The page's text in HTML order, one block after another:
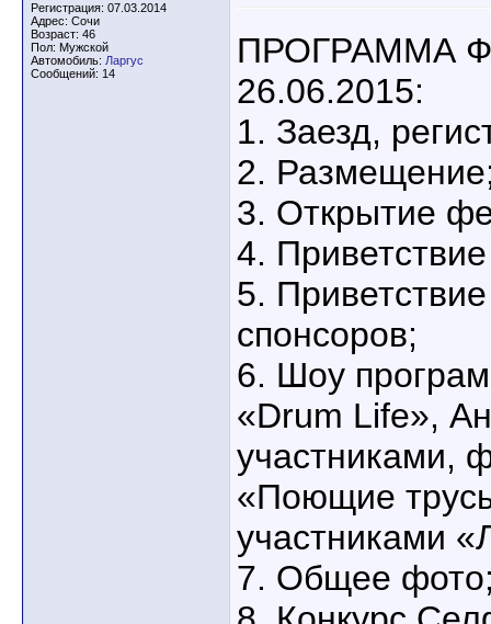
Регистрация: 07.03.2014
Адрес: Сочи
Возраст: 46
Пол: Мужской
Автомобиль: Ларгус
Сообщений: 14
ПРОГРАММА
26.06.2015:
1. Заезд,
2.
3. Открытие
4.
5.
спонсоров;
6. Шоу
«Drum Life»,
участниками,
«Поющие
участниками
7. Общее